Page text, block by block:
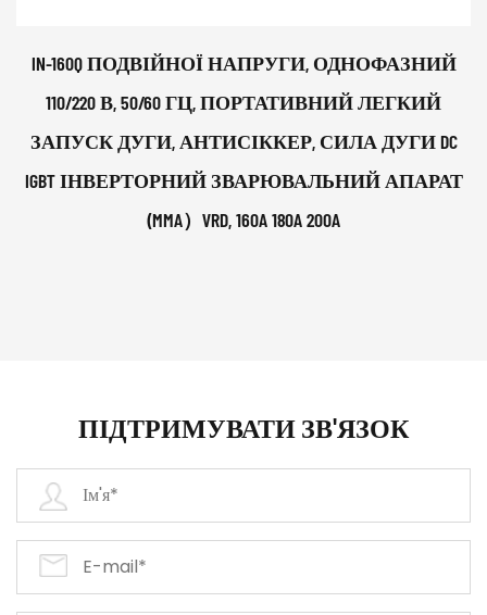
IN-160Q ПОДВІЙНОЇ НАПРУГИ, ОДНОФАЗНИЙ
110/220 В, 50/60 ГЦ, ПОРТАТИВНИЙ ЛЕГКИЙ
ЗАПУСК ДУГИ, АНТИСІККЕР, СИЛА ДУГИ DC
IGBT ІНВЕРТОРНИЙ ЗВАРЮВАЛЬНИЙ АПАРАТ
(MMA）VRD, 160A 180A 200A
ПІДТРИМУВАТИ ЗВ'ЯЗОК